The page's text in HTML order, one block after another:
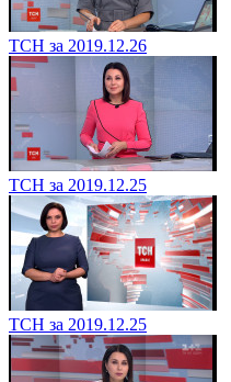
ТСН за 2019.12.26
ТСН за 2019.12.25
ТСН за 2019.12.25